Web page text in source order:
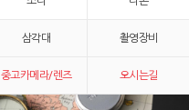
삼각대 촬영장비
중고카메라/렌즈 오시는길